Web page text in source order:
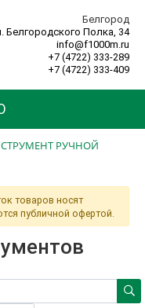
Белгород
Белгородского Полка, 34
info@f1000m.ru
+7 (4722) 333-289
+7 (4722) 333-409
РУЧНОЙ
товаров носят
публичной офертой.